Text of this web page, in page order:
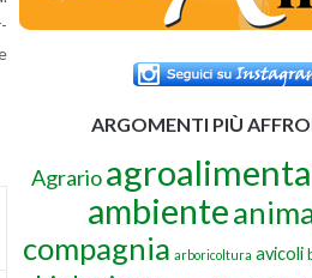
ARGOMENTI PIÙ
Agrario
ambiente
compagnia arboricoltura avicoli